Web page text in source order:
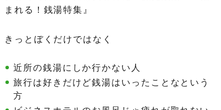
まれる！銭湯特集』
きっとぼくだけではなく
近所の銭湯にしか行かない人
旅行は好きだけど銭湯はいったことなという
方